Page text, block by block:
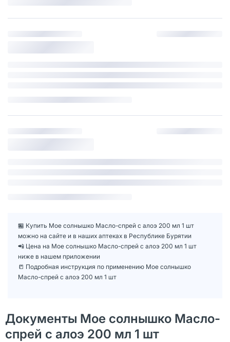
🏪 Купить Мое солнышко Масло-спрей с алоэ 200 мл 1 шт
можно на сайте и в наших аптеках в Республике Бурятии
📲 Цена на Мое солнышко Масло-спрей с алоэ 200 мл 1 шт
ниже в нашем приложении
📒 Подробная инструкция по применению Мое солнышко
Масло-спрей с алоэ 200 мл 1 шт
Документы Мое солнышко Масло-
спрей с алоэ 200 мл 1 шт